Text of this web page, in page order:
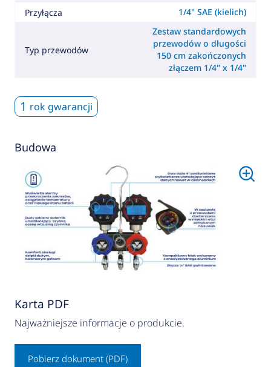
Przyłącza
1/4" SAE (kielich)
Typ przewodów
Zestaw standardowych
przewodów o długości
150 cm zakończonych
złączem 1/4" x 1/4"
1 rok gwarancji
Budowa
Karta PDF
Najważniejsze informacje o produkcie.
Pobierz dokument (PDF)